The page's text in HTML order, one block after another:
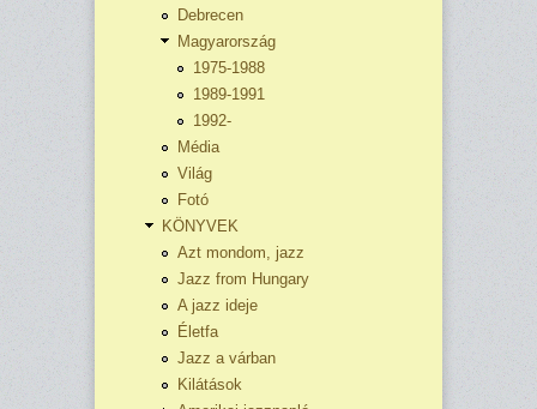
Debrecen
Magyarország
1975-1988
1989-1991
1992-
Média
Világ
Fotó
KÖNYVEK
Azt mondom, jazz
Jazz from Hungary
A jazz ideje
Életfa
Jazz a várban
Kilátások